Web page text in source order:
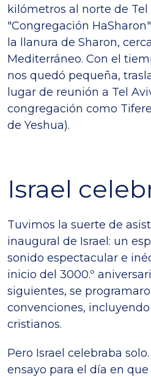
kilómetros al norte de Tel
"Congregación
la llanura de Sharon,
Mediterráneo. Con el
nos quedó pequeña,
lugar de reunión a Tel
congregación como
de Yeshua).
Israel
Tuvimos la suerte de
inaugural de Israel: un
sonido espectacular e
inicio del 3000.º
siguientes, se
convenciones,
cristianos.
Pero Israel celebraba
ensayo para el día en